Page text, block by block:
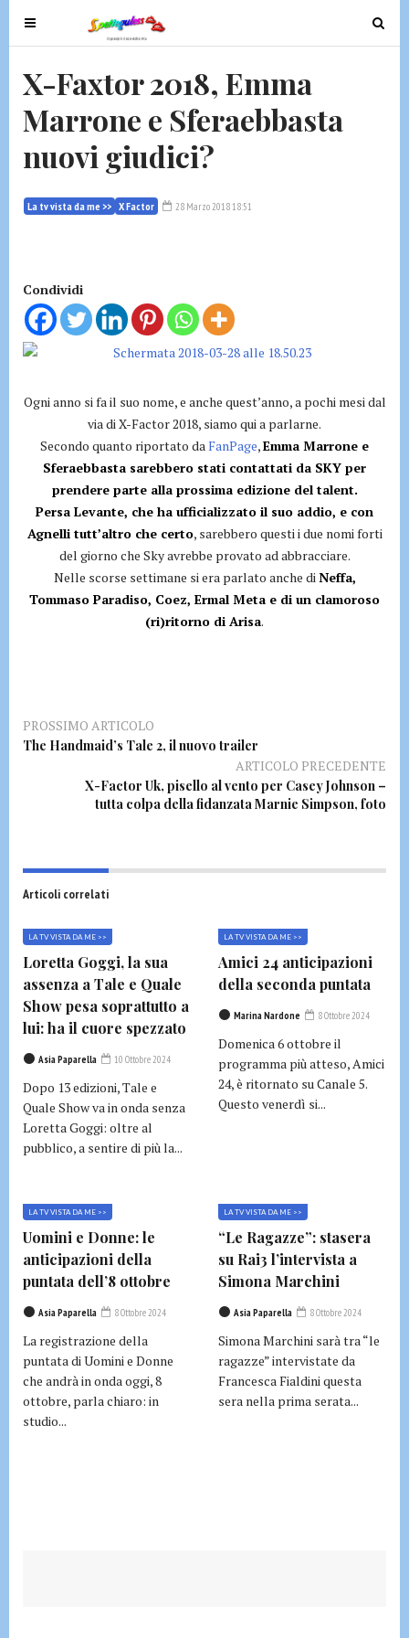
T
o
g
l
e
n
v
i
t
o
n
T
o
X-Faxtor 2018, Emma
Marrone e Sferaebbasta
nuovi giudici?
La tv vista da me >> X Factor 28 Marzo 2018 18:51
Condividi
Ogni anno si fa il suo nome, e anche quest’anno, a pochi mesi dal
via di X-Factor 2018, siamo qui a parlarne.
Secondo quanto riportato daFanPage,Emma Marrone e
Sferaebbasta sarebbero stati contattati da SKY per
prendere parte alla prossima edizione del talent.
Persa Levante, che ha ufficializzato il suo addio, e con
Agnelli tutt’altro che certo, sarebbero questi i due nomi forti
del giorno che Sky avrebbe provato ad abbracciare.
Nelle scorse settimane si era parlato anche diNeffa,
Tommaso Paradiso, Coez, Ermal Meta e di un clamoroso
(ri)ritorno di Arisa.
PROSSIMO ARTICOLO
The Handmaid’s Tale 2, il nuovo trailer
ARTICOLO PRECEDENTE
X-Factor Uk, pisello al vento per Casey Johnson –
tutta colpa della fidanzata Marnie Simpson, foto
Articoli correlati
LA TV VISTA DA ME >>
Loretta Goggi, la sua
assenza a Tale e Quale
Show pesa soprattutto a
lui: ha il cuore spezzato
Asia Paparella 10 Ottobre 2024
Dopo 13 edizioni, Tale e
Quale Show va in onda senza
Loretta Goggi: oltre al
pubblico, a sentire di più la...
LA TV VISTA DA ME >>
Amici 24 anticipazioni
della seconda puntata
Marina Nardone 8 Ottobre 2024
Domenica 6 ottobre il
programma più atteso, Amici
24, è ritornato su Canale 5.
Questo venerdì si...
LA TV VISTA DA ME >>
Uomini e Donne: le
anticipazioni della
puntata dell’8 ottobre
Asia Paparella 8 Ottobre 2024
La registrazione della
puntata di Uomini e Donne
che andrà in onda oggi, 8
ottobre, parla chiaro: in
studio...
LA TV VISTA DA ME >>
“Le Ragazze”: stasera
su Rai3 l’intervista a
Simona Marchini
Asia Paparella 8 Ottobre 2024
Simona Marchini sarà tra “le
ragazze” intervistate da
Francesca Fialdini questa
sera nella prima serata...